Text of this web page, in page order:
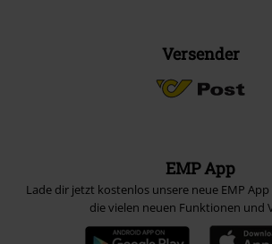
Versender
EMP App
Lade dir jetzt kostenlos unsere neue EMP
die vielen neuen Funktionen und